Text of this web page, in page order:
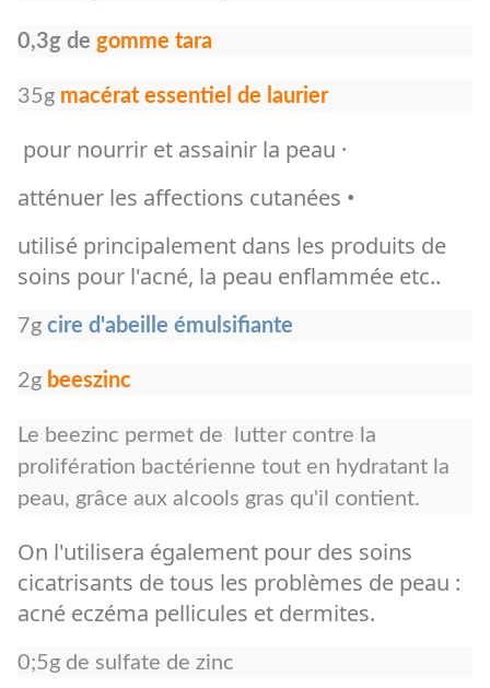
0,3g de gomme tara
35g macérat essentiel de laurier
pour nourrir et assainir la peau ·
atténuer les affections cutanées •
utilisé principalement dans les produits de
soins pour l'acné, la peau enflammée etc..
7g cire d'abeille émulsifiante
2g beeszinc
Le beezinc permet de lutter contre la
prolifération bactérienne tout en hydratant la
peau, grâce aux alcools gras qu'il contient.
On l'utilisera également pour des soins
cicatrisants de tous les problèmes de peau :
acné eczéma pellicules et dermites.
0;5g de sulfate de zinc